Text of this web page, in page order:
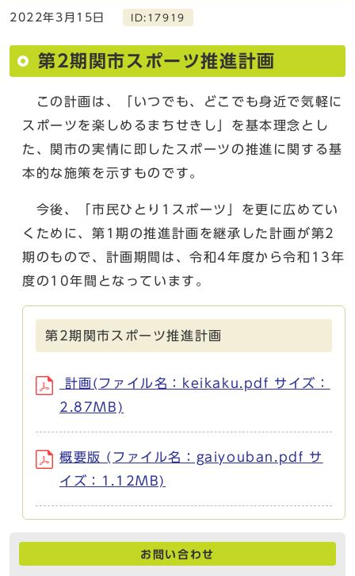
2022年3月15日 ID:17919
第2期関市スポーツ推進計画
この計画は、「いつでも、どこでも身近で気軽に
スポーツを楽しめるまちせきし」を基本理念とし
た、関市の実情に即したスポーツの推進に関する基
本的な施策を示すものです。
今後、「市民ひとり1スポーツ」を更に広めてい
くために、第1期の推進計画を継承した計画が第2
期のもので、計画期間は、令和4年度から令和13年
度の10年間となっています。
第2期関市スポーツ推進計画
計画(ファイル名：keikaku.pdf サイズ：
2.87MB)
概要版 (ファイル名：gaiyouban.pdf サ
イズ：1.12MB)
お問い合わせ